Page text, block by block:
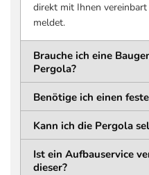
HÖHE
LÄNGE
160 mm
direkt mit Ihnen
meldet.
Brauche ich eine
Pergola?
Benötige ich einen
Kann ich die Pergola
Ist ein Aufbauservice
dieser?